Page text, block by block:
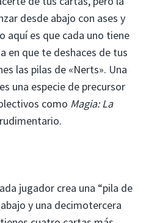
desde abajo con ases y
aquí es que cada uno tiene
en que te deshaces de tus
las pilas de «Nerts». Una
una especie de precursor
como Magia: La
jugador crea una “pila de
y una decimotercera